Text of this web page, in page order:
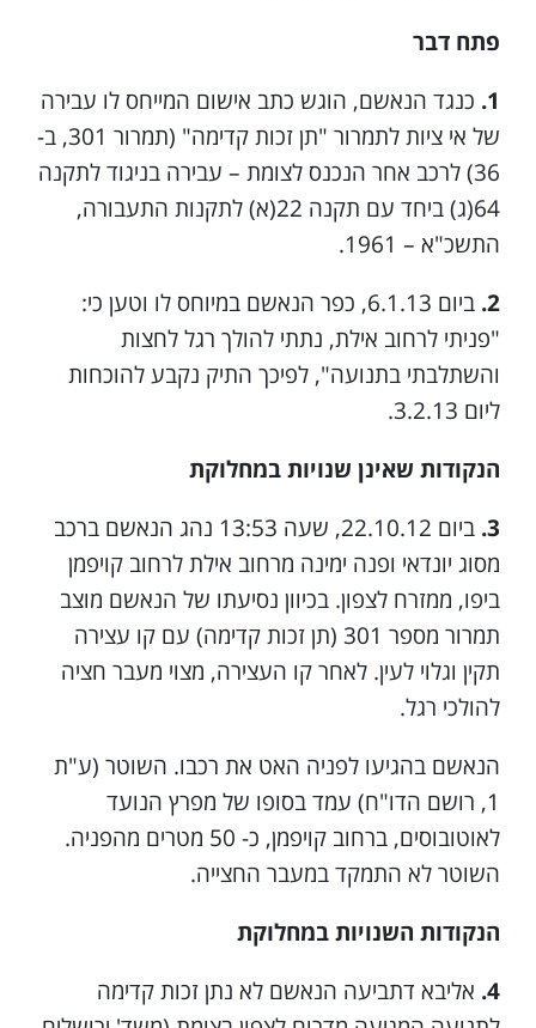
פתח דבר
1. כנגד הנאשם, הוגש כתב אישום המייחס לו עבירה
של אי ציות לתמרור "תן זכות קדימה" (תמרור 301, ב-
36) לרכב אחר הנכנס לצומת – עבירה בניגוד לתקנה
64(ג) ביחד עם תקנה 22(א) לתקנות התעבורה,
התשכ"א – 1961.
2.
ביום 6.1.13, כפר הנאשם במיוחס לו וטען כי:
"פניתי לרחוב אילת, נתתי להולך רגל לחצות
והשתלבתי בתנועה", לפיכך התיק נקבע להוכחות
ליום 3.2.13.
הנקודות שאינן שנויות במחלוקת
3.
ביום 22.10.12, שעה 13:53 נהג הנאשם ברכב
מסוג יונדאי ופנה ימינה מרחוב אילת לרחוב קויפמן
ביפו, ממזרח לצפון. בכיוון נסיעתו של הנאשם מוצב
תמרור מספר 301 (תן זכות קדימה) עם קו עצירה
תקין וגלוי לעין. לאחר קו העצירה, מצוי מעבר חציה
להולכי רגל.
הנאשם בהגיעו לפניה האט את רכבו. השוטר (ע"ת
1, רושם הדו"ח) עמד בסופו של מפרץ הנועד
לאוטובוסים, ברחוב קויפמן, כ- 50 מטרים מהפניה.
השוטר לא התמקד במעבר החצייה.
הנקודות השנויות במחלוקת
4. אליבא דתביעה הנאשם לא נתן זכות קדימה